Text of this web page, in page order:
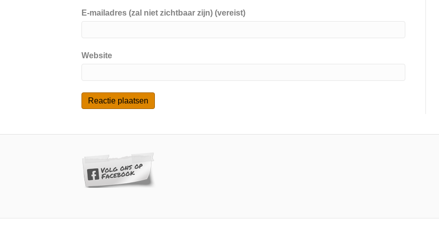
E-mailadres (zal niet zichtbaar zijn) (vereist)
Website